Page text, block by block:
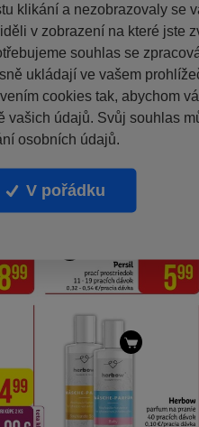
klikání a nezobrazovaly se
v zobrazení na které jste
souhlas se
ukládají ve vašem
cookies tak, abychom
vašich údajů. Svůj souhlas
osobních údajů.
V pořádku